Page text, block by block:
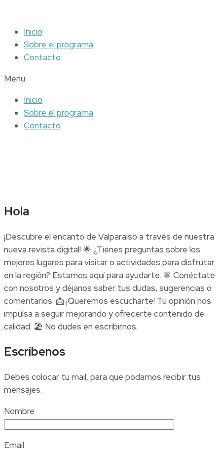
Inicio
Sobre el programa
Contacto
Menu
Inicio
Sobre el programa
Contacto
Hola
¡Descubre el encanto de Valparaíso a través de nuestra
nueva revista digital! 🌟 ¿Tienes preguntas sobre los
mejores lugares para visitar o actividades para disfrutar
en la región? Estamos aquí para ayudarte. 💬 Conéctate
con nosotros y déjanos saber tus dudas, sugerencias o
comentarios. 📩 ¡Queremos escucharte! Tu opinión nos
impulsa a seguir mejorando y ofrecerte contenido de
calidad. 🏖️ No dudes en escribirnos.
Escríbenos
Debes colocar tu mail, para que podamos recibir tus
mensajes.
Nombre
Email